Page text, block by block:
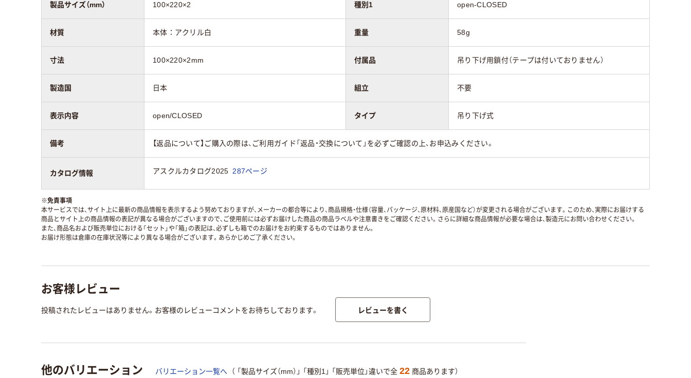
製品サイズ（mm） 100×220×2 種別1 open-CLOSED
材質 本体：アクリル白 重量 58g
寸法 100×220×2mm 付属品 吊り下げ用鎖付（テープは付いておりません）
製造国 日本 組立 不要
表示内容 open/CLOSED タイプ 吊り下げ式
備考 【返品について】ご購入の際は、ご利用ガイド「返品・交換について」を必ずご確認の上、お申込みください。
カタログ情報 アスクルカタログ2025 287ページ
※免責事項
本サービスでは、サイト上に最新の商品情報を表示するよう努めておりますが、メーカーの都合等により、商品規格・仕様（容量、パッケージ、原材料、原産国など）が変更される場合がございます。このため、実際にお届けする
商品とサイト上の商品情報の表記が異なる場合がございますので、ご使用前には必ずお届けした商品の商品ラベルや注意書きをご確認ください。さらに詳細な商品情報が必要な場合は、製造元にお問い合わせください。
また、商品名および販売単位における「セット」や「箱」の表記は、必ずしも箱でのお届けをお約束するものではありません。
お届け形態は倉庫の在庫状況等により異なる場合がございます。あらかじめご了承ください。
お客様レビュー
投稿されたレビューはありません。お客様のレビューコメントをお待ちしております。 レビューを書く
他のバリエーション バリエーション一覧へ （ 「製品サイズ（mm）」 「種別1」 「販売単位」違いで全 22 商品あります）